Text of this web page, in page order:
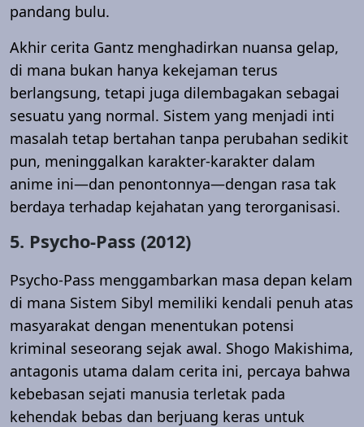
pandang bulu.
Akhir cerita Gantz menghadirkan nuansa gelap,
di mana bukan hanya kekejaman terus
berlangsung, tetapi juga dilembagakan sebagai
sesuatu yang normal. Sistem yang menjadi inti
masalah tetap bertahan tanpa perubahan sedikit
pun, meninggalkan karakter-karakter dalam
anime ini—dan penontonnya—dengan rasa tak
berdaya terhadap kejahatan yang terorganisasi.
5. Psycho-Pass (2012)
Psycho-Pass menggambarkan masa depan kelam
di mana Sistem Sibyl memiliki kendali penuh atas
masyarakat dengan menentukan potensi
kriminal seseorang sejak awal. Shogo Makishima,
antagonis utama dalam cerita ini, percaya bahwa
kebebasan sejati manusia terletak pada
kehendak bebas dan berjuang keras untuk